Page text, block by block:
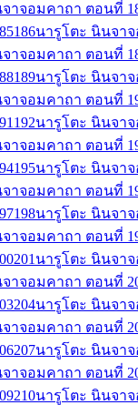
าจอมคาถา ตอนที่
186นารูโตะ นินจา
าจอมคาถา ตอนที่
189นารูโตะ นินจา
าจอมคาถา ตอนที่
192นารูโตะ นินจา
าจอมคาถา ตอนที่
195นารูโตะ นินจา
าจอมคาถา ตอนที่
198นารูโตะ นินจา
าจอมคาถา ตอนที่
201 นารูโตะ นินจา
าจอมคาถา ตอนที่
204นารูโตะ นินจา
าจอมคาถา ตอนที่
207นารูโตะ นินจา
าจอมคาถา ตอนที่
210นารูโตะ นินจา